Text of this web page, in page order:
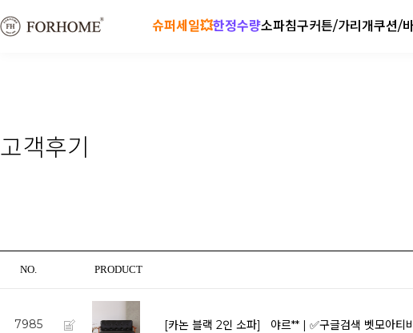
슈퍼세일💥한정수량소파침구커튼/가리개쿠션/
고객후기
NO. PRODUCT
7985 [카논 블랙 2인 소파] 야르** | ✅구글검색 벳모아티